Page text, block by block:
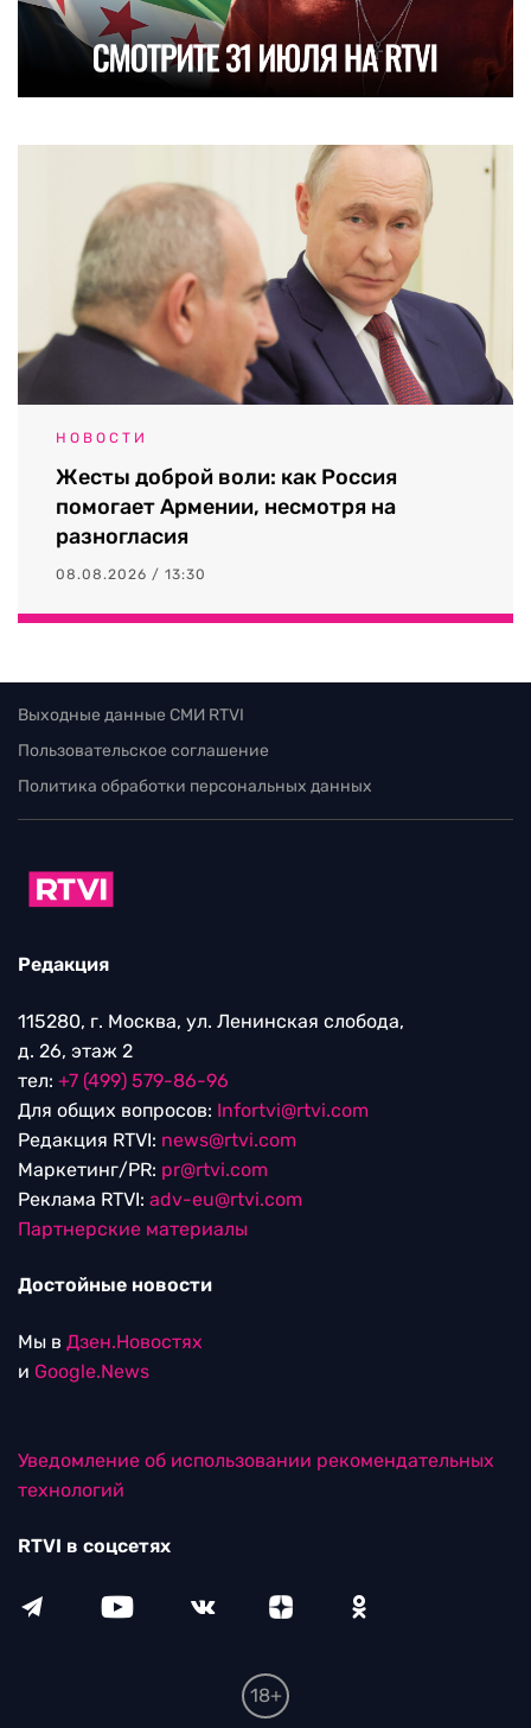
НОВОСТИ
Жесты доброй воли: как Россия
помогает Армении, несмотря на
разногласия
08.08.2026 / 13:30
Выходные данные СМИ RTVI
Пользовательское соглашение
Политика обработки персональных данных
Редакция
115280, г. Москва, ул. Ленинская слобода,
д. 26, этаж 2
тел: +7 (499) 579-86-96
Для общих вопросов: Infortvi@rtvi.com
Редакция RTVI: news@rtvi.com
Маркетинг/PR: pr@rtvi.com
Реклама RTVI: adv-eu@rtvi.com
Партнерские материалы
Достойные новости
Мы в Дзен.Новостях
и Google.News
Уведомление об использовании рекомендательных
технологий
RTVI в соцсетях
18+